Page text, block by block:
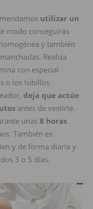
utilizar un
modo conseguirás
y también
Realiza
con especial
o los tobillos.
deja que actúe
antes de vestirte.
unas 8 horas
También es
y de forma diaria y
3 o 5 días.